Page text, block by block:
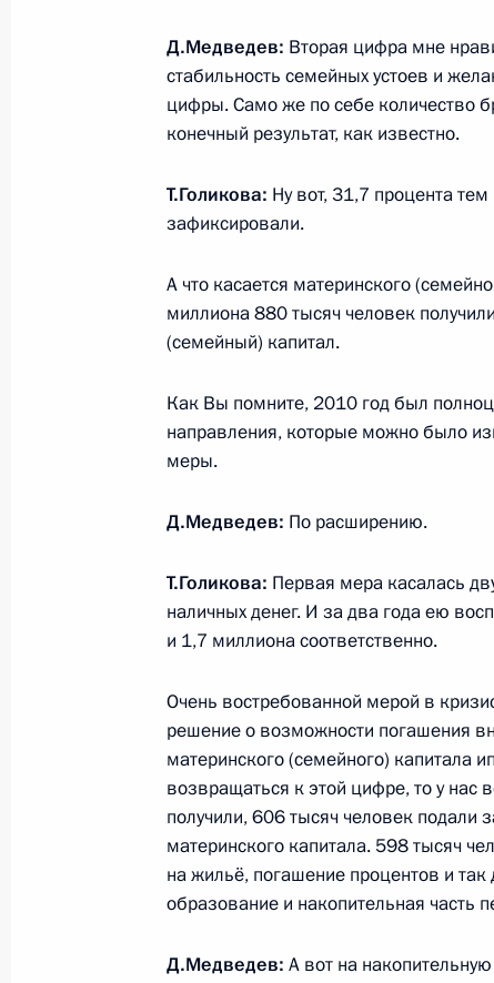
14 июля 2011 года, 14:15 Москва, Кремль
послов
14 июля 2011 года, 13:30
13 июля 2011 года, среда
13 июля 2011 года, 14:30 Коломна
12 июля 2011 года, вторник
Встреча с руководителями
в Государственной Думе
12 июля 2011 года, 15:30 Московская
Рабочая встреча с вице-
и Министром обороны Анатолием
12 июля 2011 года, 15:00 Московская
11 июля 2011 года,
Рабочая встреча с мэром Москвы
Д.Медведев: Вторая цифра мне
стабильность семейных устоев и
цифры. Само же по себе количество
конечный результат, как известно.
Т.Голикова: Ну вот, 31,7 процента
зафиксировали.
А что касается материнского
миллиона 880 тысяч человек
(семейный) капитал.
Как Вы помните, 2010 год был
направления, которые можно было
меры.
Д.Медведев: По расширению.
Т.Голикова: Первая мера касалась
наличных денег. И за два года ею
и 1,7 миллиона соответственно.
Очень востребованной мерой в
решение о возможности погашения
материнского (семейного) капитала
возвращаться к этой цифре, то у
получили, 606 тысяч человек подали
материнского капитала. 598 тысяч
на жильё, погашение процентов и
образование и накопительная часть
Д.Медведев: А вот на